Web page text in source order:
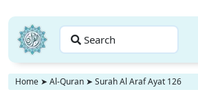
Search
Home ➤ Al-Quran ➤ Surah Al Araf Ayat 126